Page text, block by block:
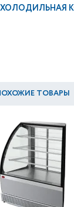
ТОВАРЫ